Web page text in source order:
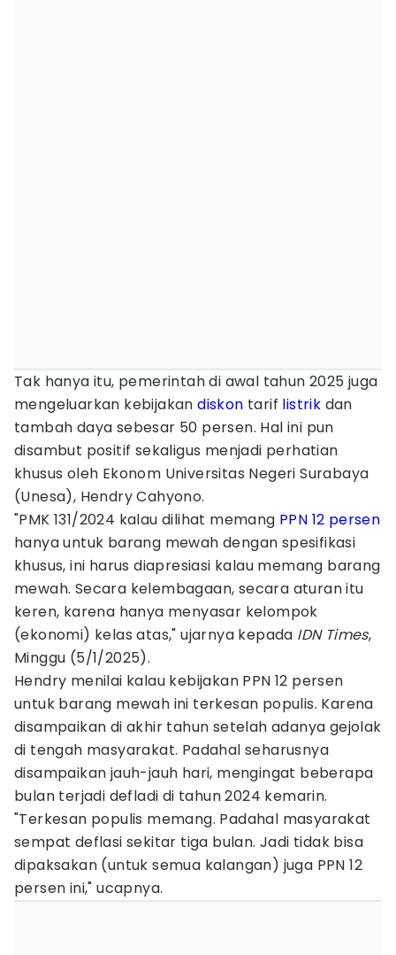
Tak hanya itu, pemerintah di awal tahun 2025 juga
mengeluarkan kebijakandiskon tarif listrik dan
tambah daya sebesar 50 persen. Hal ini pun
disambut positif sekaligus menjadi perhatian
khusus oleh Ekonom Universitas Negeri Surabaya
(Unesa), Hendry Cahyono.
"PMK 131/2024 kalau dilihat memang PPN 12 persen
hanya untuk barang mewah dengan spesifikasi
khusus, ini harus diapresiasi kalau memang barang
mewah. Secara kelembagaan, secara aturan itu
keren, karena hanya menyasar kelompok
(ekonomi) kelas atas," ujarnya kepada IDN Times,
Minggu (5/1/2025).
Hendry menilai kalau kebijakan PPN 12 persen
untuk barang mewah ini terkesan populis. Karena
disampaikan di akhir tahun setelah adanya gejolak
di tengah masyarakat. Padahal seharusnya
disampaikan jauh-jauh hari, mengingat beberapa
bulan terjadi defladi di tahun 2024 kemarin.
"Terkesan populis memang. Padahal masyarakat
sempat deflasi sekitar tiga bulan. Jadi tidak bisa
dipaksakan (untuk semua kalangan) juga PPN 12
persen ini," ucapnya.